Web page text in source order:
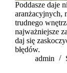
Poddasze daje
aranżacyjnych,
trudnego
najważniejsze
daj się
błędów.
admin